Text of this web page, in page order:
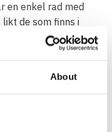
About
en enkel rad med
de som finns i
en stilfullt
X XPL-H15H